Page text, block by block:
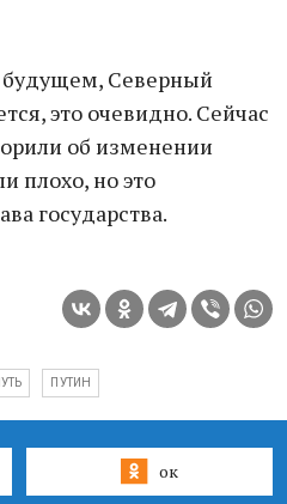
Северный
это очевидно. Сейчас
об изменении
плохо, но это
государства.
ПУТИН
ок